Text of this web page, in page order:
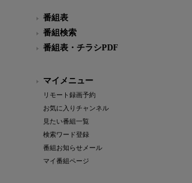
番組表
番組検索
番組表・チラシPDF
マイメニュー
リモート録画予約
お気に入りチャンネル
見たい番組一覧
検索ワード登録
番組お知らせメール
マイ番組ページ